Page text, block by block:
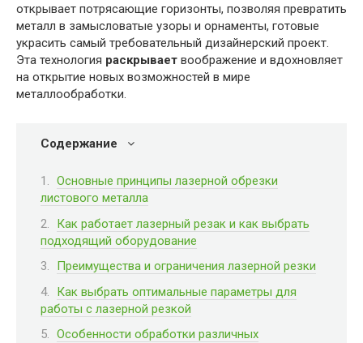
открывает потрясающие горизонты, позволяя превратить
металл в замысловатые узоры и орнаменты, готовые
украсить самый требовательный дизайнерский проект.
Эта технология раскрывает воображение и вдохновляет
на открытие новых возможностей в мире
металлообработки.
Содержание
Основные принципы лазерной обрезки
листового металла
Как работает лазерный резак и как выбрать
подходящий оборудование
Преимущества и ограничения лазерной резки
Как выбрать оптимальные параметры для
работы с лазерной резкой
Особенности обработки различных